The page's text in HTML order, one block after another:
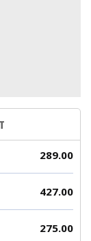
289.00
427.00
275.00